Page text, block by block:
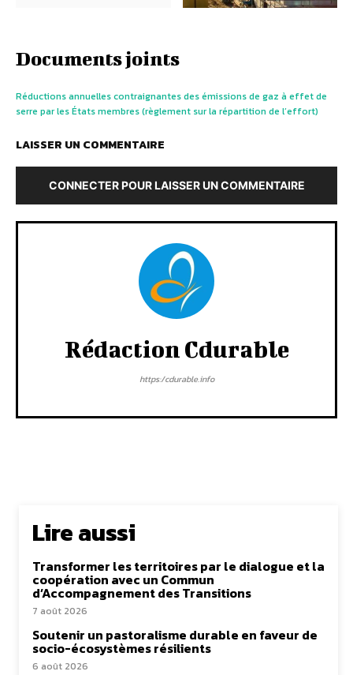
Documents joints
Réductions annuelles contraignantes des émissions de gaz à effet de
serre par les États membres (règlement sur la répartition de l’effort)
LAISSER UN COMMENTAIRE
CONNECTER POUR LAISSER UN COMMENTAIRE
Rédaction Cdurable
https:/cdurable.info
Lire aussi
Transformer les territoires par le dialogue et la
coopération avec un Commun
d’Accompagnement des Transitions
7 août 2026
Soutenir un pastoralisme durable en faveur de
socio-écosystèmes résilients
6 août 2026